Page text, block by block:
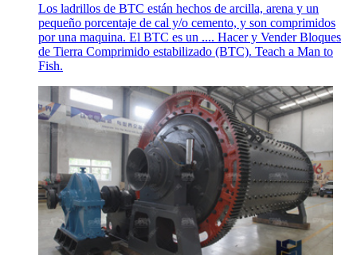
Los ladrillos de BTC están hechos de arcilla, arena y un
pequeño porcentaje de cal y/o cemento, y son comprimidos
por una maquina. El BTC es un .... Hacer y Vender Bloques
de Tierra Comprimido estabilizado (BTC). Teach a Man to
Fish.